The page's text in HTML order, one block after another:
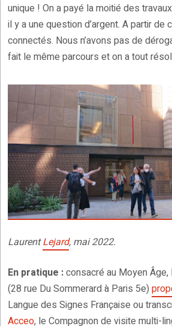
unique ! On a payé la moitié des
il y a une question d’argent. A partir de
connectés. Nous n’avons pas de
fait le même parcours et on a tout
LaurentLejard, mai 2022.
En pratique :consacré au Moyen
(28 rue Du Sommerard à Paris 5e)
Langue des Signes Française ou
Acceo, le Compagnon de visite multi-